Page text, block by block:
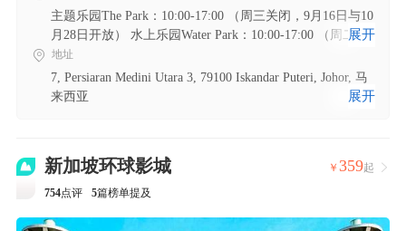
主题乐园The Park：10:00-17:00 （周三关闭，9月16日与10
月28日开放） 水上乐园Water Park：10:00-17:00 （周二关
闭） 水族馆Sea Life：10:00-18:00
展开
地址
7, Persiaran Medini Utara 3, 79100 Iskandar Puteri, Johor, 马
来西亚
展开
新加坡环球影城
754点评 5篇榜单提及
￥ 359起 